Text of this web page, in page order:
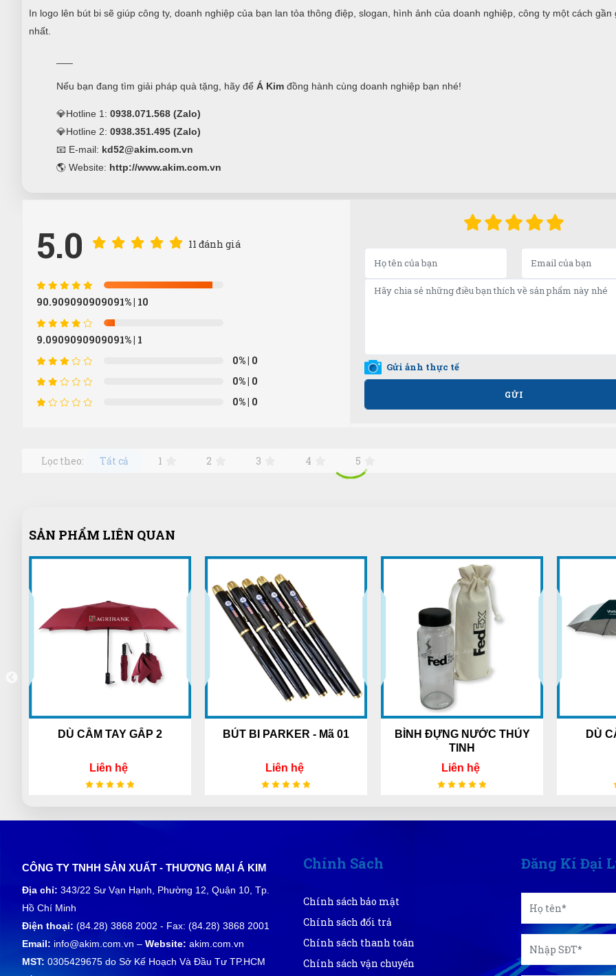
In logo lên bút bi sẽ giúp công ty, doanh nghiệp của bạn lan tỏa thông điệp, slogan, hình ảnh của doanh nghiệp, công ty một cách gần
nhất.
Nếu bạn đang tìm giải pháp quà tặng, hãy để Á Kim đồng hành cùng doanh nghiệp bạn nhé!
💎Hotline 1: 0938.071.568 (Zalo)
💎Hotline 2: 0938.351.495 (Zalo)
📧 E-mail: kd52@akim.com.vn
🌎 Website: http://www.akim.com.vn
5.0 11 đánh giá
90.909090909091%| 10
9.0909090909091%| 1
0%| 0
0%| 0
0%| 0
Gửi ảnh thực tế
GỬI
Lọc theo: Tất cả 1 2 3 4 5
SẢN PHẨM LIÊN QUAN
BÚT BI PARKER - Mã 01
BÌNH ĐỰNG NƯỚC THỦY
DÙ CẦM TAY GẤP 3
CÔNG TY TNHH SẢN XUẤT - THƯƠNG MẠI Á KIM
Địa chỉ: 343/22 Sư Vạn Hạnh, Phường 12, Quận 10, Tp.
Hồ Chí Minh
Điện thoại: (84.28) 3868 2002 - Fax: (84.28) 3868 2001
Email: info@akim.com.vn – Website: akim.com.vn
MST: 0305429675 do Sở Kế Hoạch Và Đầu Tư TP.HCM
Chính Sách
Chính sách bảo mật
Chính sách đổi trả
Chính sách thanh toán
Chính sách vận chuyển
Đăng Kí Đại